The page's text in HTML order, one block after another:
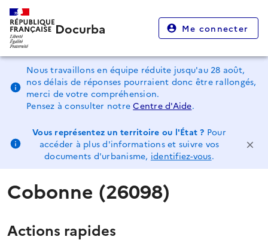
Docurba Me connecter
Nous travaillons en équipe réduite jusqu'au 28 août,
nos délais de réponses pourraient donc être rallongés,
merci de votre compréhension.
Pensez à consulter notreCentre d'Aide.
Vous représentez un territoire ou l'État ? Pour
accéder à plus d'informations et suivre vos
documents d'urbanisme, identifiez-vous.
Cobonne (26098)
Actions rapides